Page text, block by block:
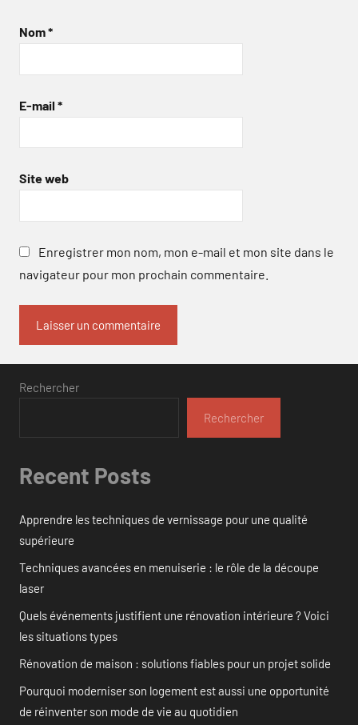
Nom*
E-mail *
Site web
Enregistrer mon nom, mon e-mail et mon site dans le
navigateur pour mon prochain commentaire.
Rechercher
Rechercher
Recent Posts
Apprendre les techniques de vernissage pour une qualité
supérieure
Techniques avancées en menuiserie : le rôle de la découpe
laser
Quels événements justifient une rénovation intérieure ? Voici
les situations types
Rénovation de maison : solutions fiables pour un projet solide
Pourquoi moderniser son logement est aussi une opportunité
de réinventer son mode de vie au quotidien